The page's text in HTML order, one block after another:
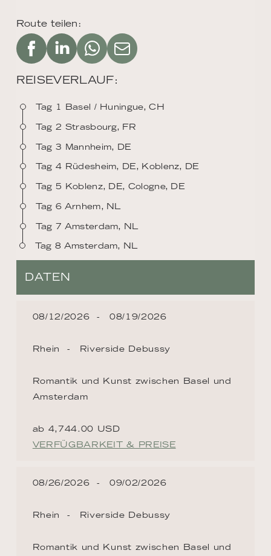
Route teilen:
REISEVERLAUF:
Tag 1 Basel / Huningue, CH
Tag 2 Strasbourg, FR
Tag 3 Mannheim, DE
Tag 4 Rüdesheim, DE, Koblenz, DE
Tag 5 Koblenz, DE, Cologne, DE
Tag 6 Arnhem, NL
Tag 7 Amsterdam, NL
Tag 8 Amsterdam, NL
DATEN
08/12/2026 08/19/2026
Rhein Riverside Debussy
Romantik und Kunst zwischen Basel und
Amsterdam
ab 4,744.00 USD
VERFÜGBARKEIT & PREISE
08/26/2026 09/02/2026
Rhein Riverside Debussy
Romantik und Kunst zwischen Basel und